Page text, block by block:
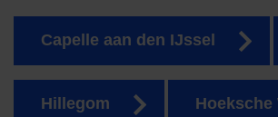
Capelle aan den IJssel
Hillegom Hoeksche